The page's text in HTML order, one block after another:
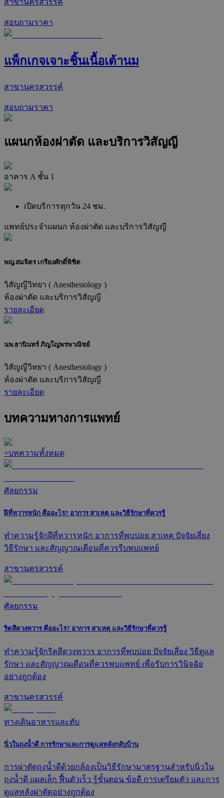
สอบถามราคา
แพ็กเกจเจาะชิ้นเนื้อเต้านม
สาขานครสวรรค์
สอบถามราคา
แผนกห้องผ่าตัด และบริการวิสัญญี
อาคาร A ชั้น 1
เปิดบริการทุกวัน 24 ชม.
แพทย์ประจำแผนก ห้องผ่าตัด และบริการวิสัญญี
พญ.สมจิตร เกรียงศักดิ์พิชิต
วิสัญญีวิทยา ( Anesthesiology )
ห้องผ่าตัด และบริการวิสัญญี
รายละเอียด
นพ.ธานินทร์ ภิญโญพรพาณิชย์
วิสัญญีวิทยา ( Anesthesiology )
ห้องผ่าตัด และบริการวิสัญญี
รายละเอียด
บทความทางการแพทย์
+บทความทั้งหมด
ศัลยกรรม
ฝีที่ทวารหนัก คืออะไร? อาการ สาเหตุ และวิธีรักษาที่ควรรู้
ทำความรู้จักฝีที่ทวารหนัก อาการที่พบบ่อย สาเหตุ ปัจจัยเสี่ยง
วิธีรักษา และสัญญาณเตือนที่ควรรีบพบแพทย์
สาขานครสวรรค์
ศัลยกรรม
ริดสีดวงทวาร คืออะไร? อาการ สาเหตุ และวิธีรักษาที่ควรรู้
ทำความรู้จักริดสีดวงทวาร อาการที่พบบ่อย ปัจจัยเสี่ยง วิธีดูแล
รักษา และสัญญาณเตือนที่ควรพบแพทย์ เพื่อรับการวินิจฉัย
อย่างถูกต้อง
สาขานครสวรรค์
ทางเดินอาหารและตับ
นิ่วในถุงน้ำดี การรักษาและการดูแลหลังกลับบ้าน
การผ่าตัดถุงน้ำดีด้วยกล้องเป็นวิธีรักษามาตรฐานสำหรับนิ่วใน
ถุงน้ำดี แผลเล็ก ฟื้นตัวเร็ว รู้ขั้นตอน ข้อดี การเตรียมตัว และการ
ดูแลหลังผ่าตัดอย่างถูกต้อง